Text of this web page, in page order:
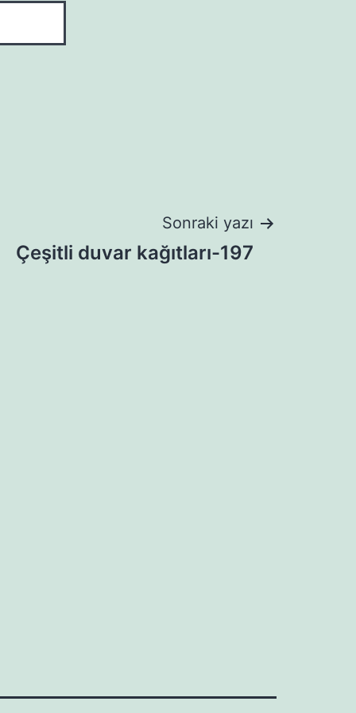
Sonraki yazı
Çeşitli duvar kağıtları-197